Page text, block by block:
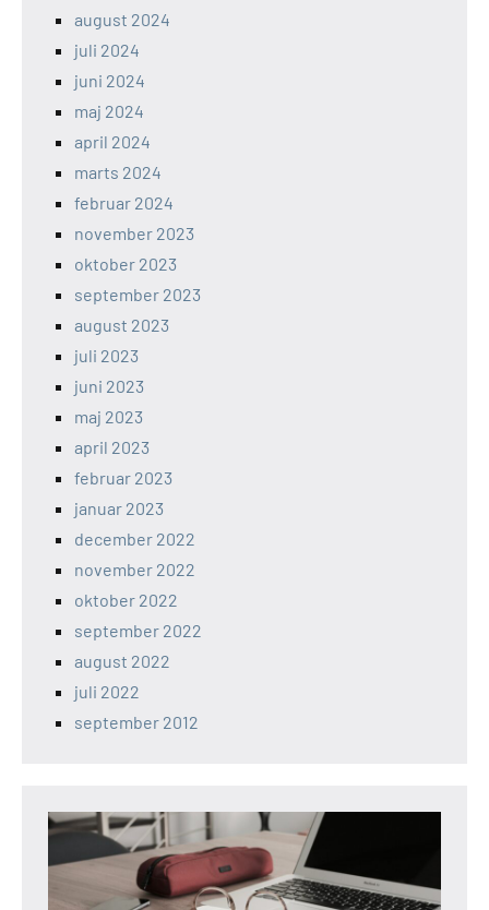
august 2024
juli 2024
juni 2024
maj 2024
april 2024
marts 2024
februar 2024
november 2023
oktober 2023
september 2023
august 2023
juli 2023
juni 2023
maj 2023
april 2023
februar 2023
januar 2023
december 2022
november 2022
oktober 2022
september 2022
august 2022
juli 2022
september 2012